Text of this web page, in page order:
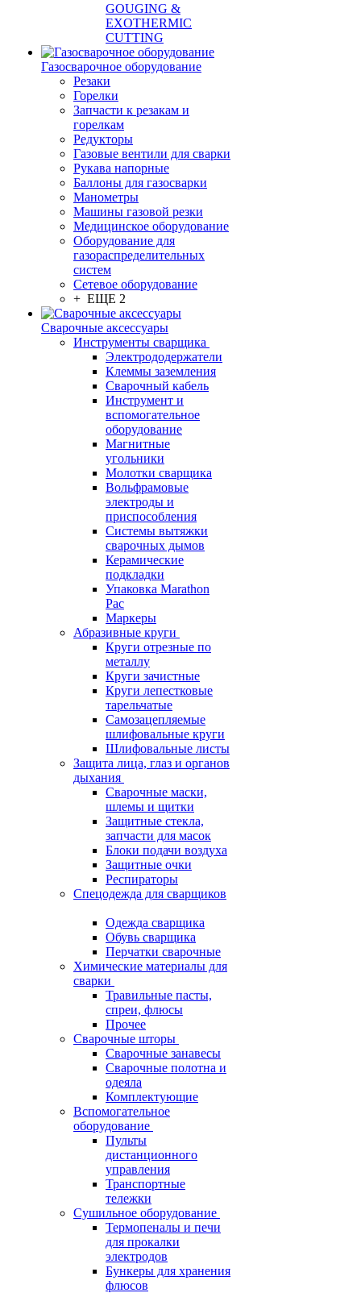
GOUGING &
EXOTHERMIC
CUTTING
Газосварочное оборудование
Резаки
Горелки
Запчасти к резакам и
горелкам
Редукторы
Газовые вентили для сварки
Рукава напорные
Баллоны для газосварки
Манометры
Машины газовой резки
Медицинское оборудование
Оборудование для
газораспределительных
систем
Сетевое оборудование
+ ЕЩЕ 2
Сварочные аксессуары
Инструменты сварщика
Электрододержатели
Клеммы заземления
Сварочный кабель
Инструмент и
вспомогательное
оборудование
Магнитные
угольники
Молотки сварщика
Вольфрамовые
электроды и
приспособления
Системы вытяжки
сварочных дымов
Керамические
подкладки
Упаковка Marathon
Pac
Маркеры
Абразивные круги
Круги отрезные по
металлу
Круги зачистные
Круги лепестковые
тарельчатые
Самозацепляемые
шлифовальные круги
Шлифовальные листы
Защита лица, глаз и органов
дыхания
Сварочные маски,
шлемы и щитки
Защитные стекла,
запчасти для масок
Блоки подачи воздуха
Защитные очки
Респираторы
Спецодежда для сварщиков
Одежда сварщика
Обувь сварщика
Перчатки сварочные
Химические материалы для
сварки
Травильные пасты,
спреи, флюсы
Прочее
Сварочные шторы
Сварочные занавесы
Сварочные полотна и
одеяла
Комплектующие
Вспомогательное
оборудование
Пульты
дистанционного
управления
Транспортные
тележки
Сушильное оборудование
Термопеналы и печи
для прокалки
электродов
Бункеры для хранения
флюсов